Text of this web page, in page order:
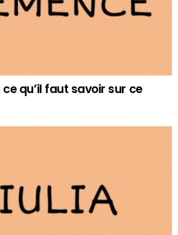
qu’il faut savoir sur ce